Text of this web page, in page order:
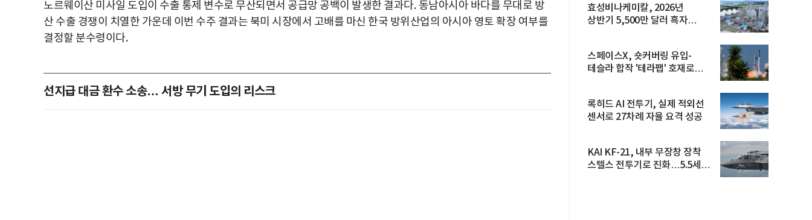
노르웨이산 미사일 도입이 수출 통제 변수로 무산되면서 공급망 공백이 발생한 결과다. 동남아시아 바다를 무대로 방
산 수출 경쟁이 치열한 가운데 이번 수주 결과는 북미 시장에서 고배를 마신 한국 방위산업의 아시아 영토 확장 여부를
결정할 분수령이다.
선지급 대금 환수 소송… 서방 무기 도입의 리스크
효성비나케미칼, 2026년
상반기 5,500만 달러 흑자
스페이스X, 숏커버링 유입-
테슬라 합작 '테라팹' 호재로
록히드 AI 전투기, 실제 적외선
센서로 27차례 자율 요격 성공
KAI KF-21, 내부 무장창 장착
스텔스 전투기로 진화…5.5세대